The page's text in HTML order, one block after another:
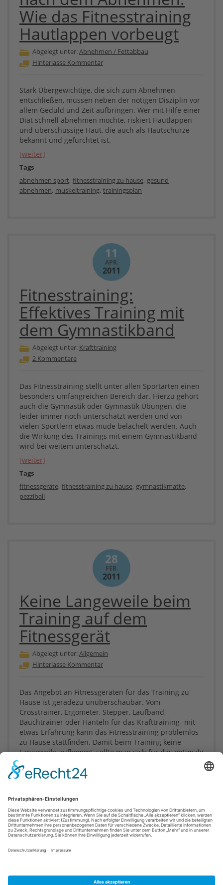
Wie das Fitnesstraining
Hautlappen vorbeugt
Abgelegt unter:Abnehmen / Fettabbau
Hinterlasse Kommentar
Stark Übergewichtige, die sich zum Abnehmen
entschließen, müssen neben der nötigen Disziplin vor
allem Geduld und Zeit aufbringen. Wer mit Hilfe einer
Diät schnell abnehmen möchte, riskiert Hautlappen
und überschüssige Haut, die auch als Hautschürze
bekannt und gefürchtet ist.
[weiter]
Tags
abnehmen sport, fitnesstraining zu hause, gesund
abnehmen, muskeltraining, trainingsplan
11
APR.
2011
Fitnesstraining:
Effektives Training mit
dem Gymnastikband
Abgelegt unter: Krafttraining
2 Kommentare
Das Fitnesstraining stellt unter allen Sportarten einen
besonders umfangreichen Bereich dar. Hierzu gehört
auch die Gymnastik oder Gymnastik Übungen, die
leider immer noch unterschätzt werden und von
vielen Sportlern etwas müde belächelt werden. Auch
die Wirkung des Trainings mit einem Gymnastikband
wird bei weitem unterschätzt.
[weiter]
Tags
fitnessgeräte, fitnesstraining zu hause, gymnastikmatte,
pezziball
28
FEB.
2011
Keine Langeweile beim
Training auf dem
Fitnessgerät
Abgelegt unter:Allgemein
Hinterlasse Kommentar
Das Angebot an Fitnessgeräten für das Training zu
Hause ist geradezu unüberschaubar. Vom
Crosstrainer, Ergometer, Stepper, Laufband,
Bauchtrainer oder Hanteln für das Krafttraining- mit
etwas Erfahrung kann das Fitnesstraining problemlos
zu Hause stattfinden. Damit beim Training keine
Langeweile aufkommt, sollte man sich für das optimale
nicht durch verschiedene Hilfsmittel, wie Fernseher
oder Musik, das
[weiter]
Tags
crosstrainer,ergometer,fitnessgerät,fitnessgeräte,
fitnesstraining,fitnesstraining zu hause,krafttraining